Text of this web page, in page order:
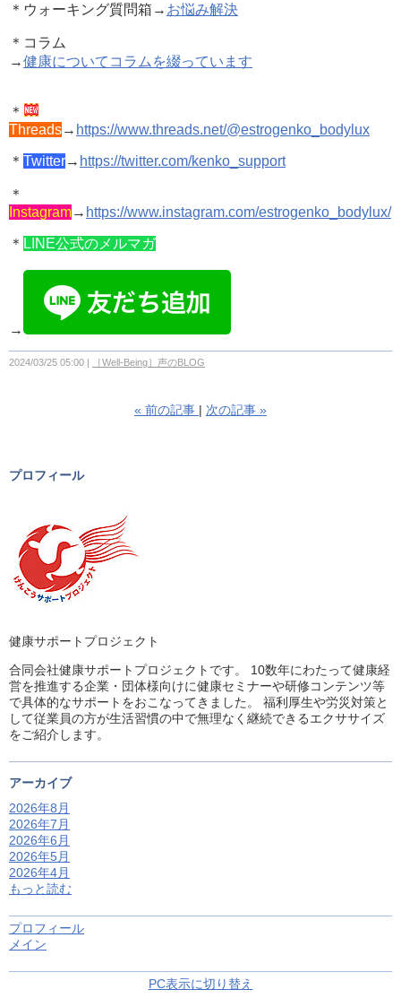
＊ウォーキング質問箱→ お悩み解決
＊コラム
→健康についてコラムを綴っています
＊
Threads→ https://www.threads.net/@estrogenko_bodylux
＊ Twitter→ https://twitter.com/kenko_support
＊
Instagram→ https://www.instagram.com/estrogenko_bodylux/
＊ LINE公式のメルマガ
→
2024/03/25 05:00 ［Well-Being］声のBLOG
« 前の記事 次の記事 »
プロフィール
健康サポートプロジェクト
合同会社健康サポートプロジェクトです。 10数年にわたって健康経
営を推進する企業・団体様向けに健康セミナーや研修コンテンツ等
で具体的なサポートをおこなってきました。 福利厚生や労災対策と
して従業員の方が生活習慣の中で無理なく継続できるエクササイズ
をご紹介します。
アーカイブ
2026年8月
2026年7月
2026年6月
2026年5月
2026年4月
もっと読む
プロフィール
メイン
PC表示に切り替え